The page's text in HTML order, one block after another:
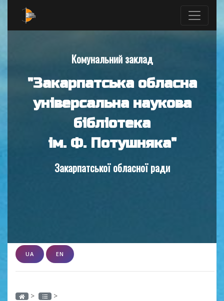
Комунальний заклад
"Закарпатська обласна
універсальна наукова
бібліотека
ім. Ф. Потушняка"
Закарпатської обласної ради
UA EN
> >